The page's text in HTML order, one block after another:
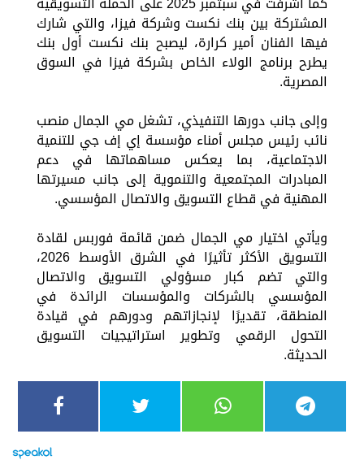
المشتركة بين بنك نكست وشركة فيزا، والتي شارك
فيها الفنان أمير كرارة، ليصبح بنك نكست أول بنك
يطرح برنامج الولاء الخاص بشركة فيزا في السوق
المصرية.
وإلى جانب دورها التنفيذي، تشغل مي الجمال منصب
نائب رئيس مجلس أمناء مؤسسة إي إف جي للتنمية
الاجتماعية، بما يعكس مساهماتها في دعم
المبادرات المجتمعية والتنموية إلى جانب مسيرتها
المهنية في قطاع التسويق والاتصال المؤسسي.
ويأتي اختيار مي الجمال ضمن قائمة فوربس لقادة
التسويق الأكثر تأثيرًا في الشرق الأوسط 2026،
والتي تضم كبار مسؤولي التسويق والاتصال
المؤسسي بالشركات والمؤسسات الرائدة في
المنطقة، تقديرًا لإنجازاتهم ودورهم في قيادة
التحول الرقمي وتطوير استراتيجيات التسويق
الحديثة.